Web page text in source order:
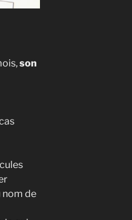
son
nom de